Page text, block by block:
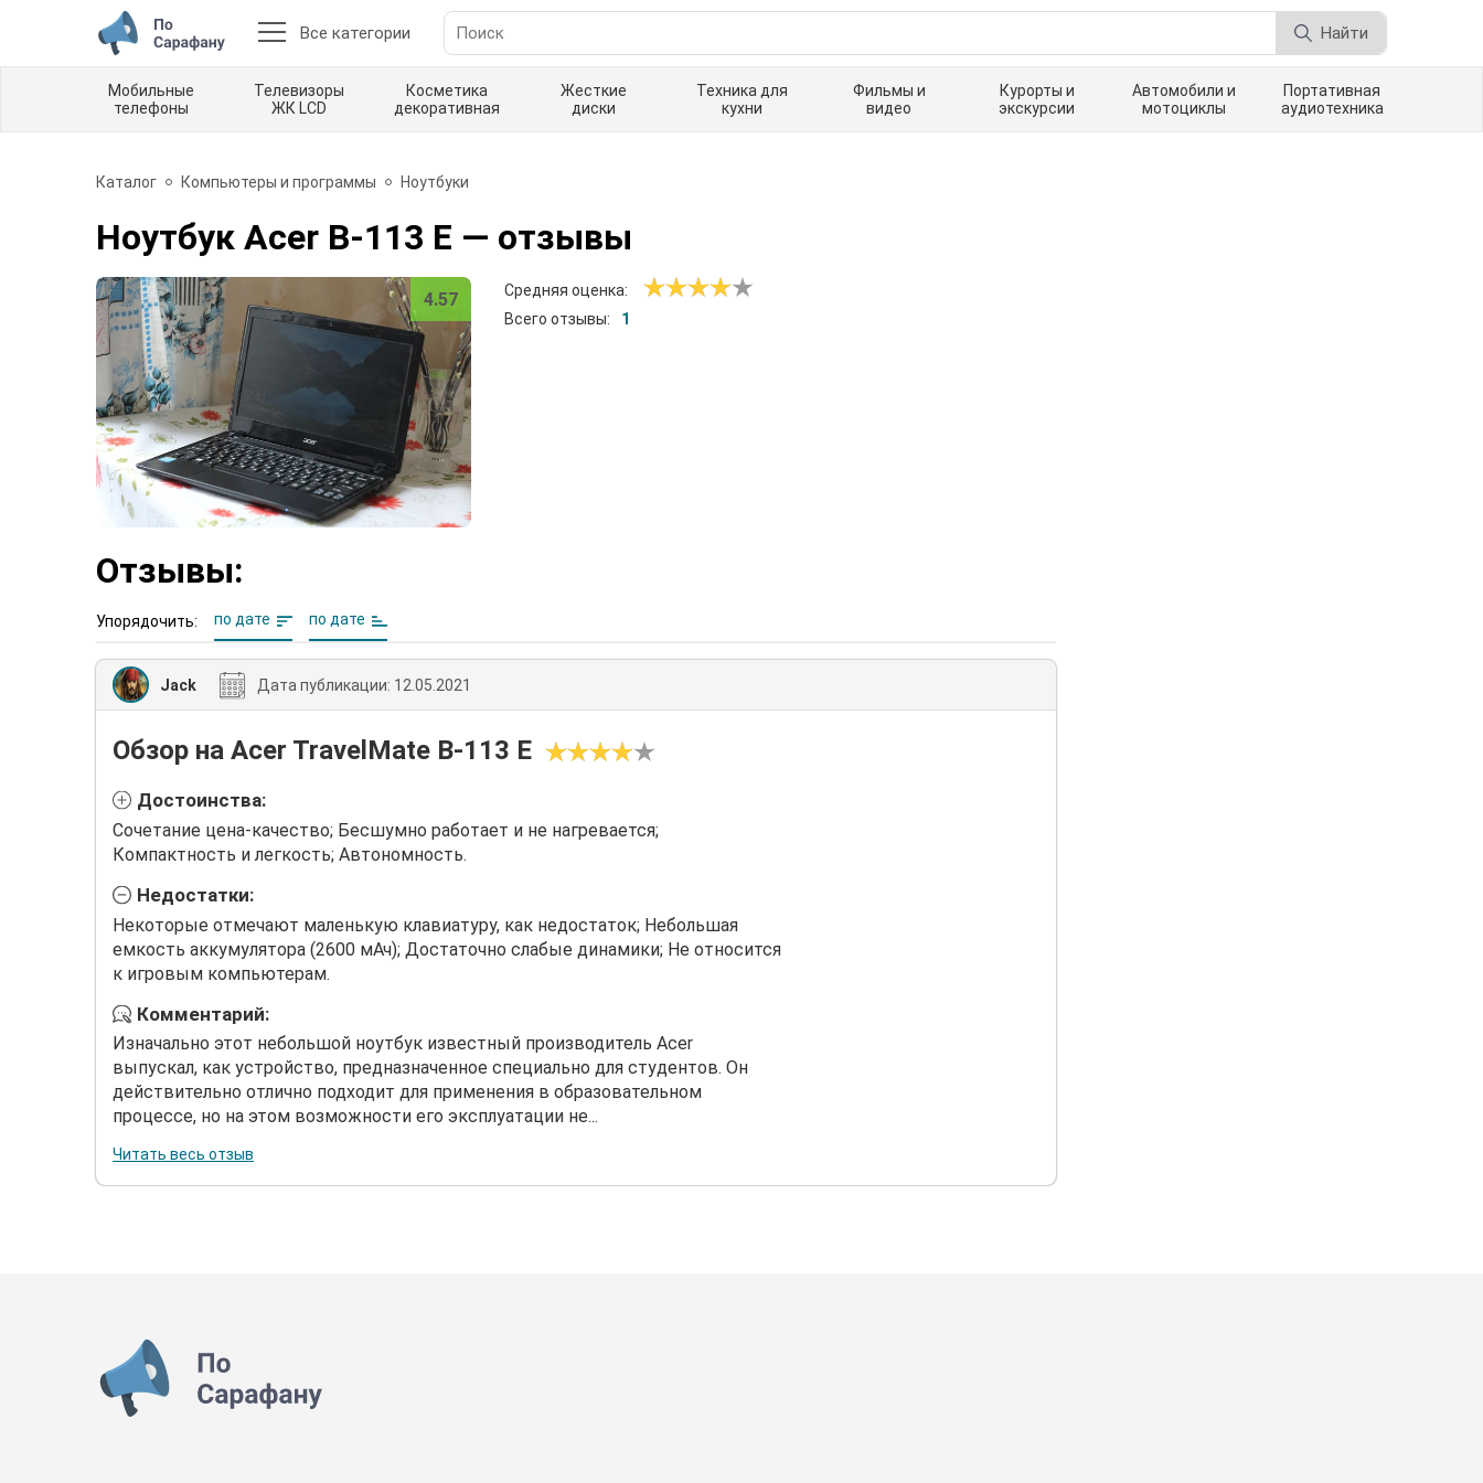
Все категории Найти
Мобильные
телефоны
Телевизоры
ЖК LCD
Косметика
декоративная
Жесткие
диски
Техника для
кухни
Фильмы и
видео
Курорты и
экскурсии
Автомобили и
мотоциклы
Портативная
аудиотехника
Каталог Компьютеры и программы Ноутбуки
Ноутбук Acer B-113 E — отзывы
4.57
Средняя оценка:
Всего отзывы:
1
Отзывы:
Упорядочить: по дате по дате
Jack Дата публикации: 12.05.2021
Обзор на Acer TravelMate B-113 E
Достоинства:
Сочетание цена-качество; Бесшумно работает и не нагревается;
Компактность и легкость; Автономность.
Недостатки:
Некоторые отмечают маленькую клавиатуру, как недостаток; Небольшая
емкость аккумулятора (2600 мАч); Достаточно слабые динамики; Не относится
к игровым компьютерам.
Комментарий:
Изначально этот небольшой ноутбук известный производитель Acer
выпускал, как устройство, предназначенное специально для студентов. Он
действительно отлично подходит для применения в образовательном
процессе, но на этом возможности его эксплуатации не...
Читать весь отзыв